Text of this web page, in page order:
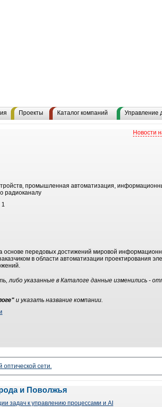
Проекты Каталог компаний Управление
Новости
промышленная автоматизация,
радиоканалу
1
передовых достижений мировой
в области автоматизации проектирования
либо указанные в Каталоге данные изменились -
и указать название компании.
оптической сети.
и Поволжья
задач к управлению процессами и AI